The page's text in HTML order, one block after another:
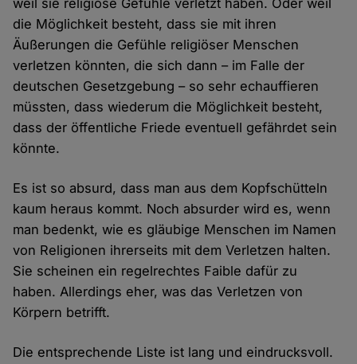
weil sie religiöse Gefühle verletzt haben. Oder weil
die Möglichkeit besteht, dass sie mit ihren
Äußerungen die Gefühle religiöser Menschen
verletzen könnten, die sich dann – im Falle der
deutschen Gesetzgebung – so sehr echauffieren
müssten, dass wiederum die Möglichkeit besteht,
dass der öffentliche Friede eventuell gefährdet sein
könnte.
Es ist so absurd, dass man aus dem Kopfschütteln
kaum heraus kommt. Noch absurder wird es, wenn
man bedenkt, wie es gläubige Menschen im Namen
von Religionen ihrerseits mit dem Verletzen halten.
Sie scheinen ein regelrechtes Faible dafür zu
haben. Allerdings eher, was das Verletzen von
Körpern betrifft.
Die entsprechende Liste ist lang und eindrucksvoll.